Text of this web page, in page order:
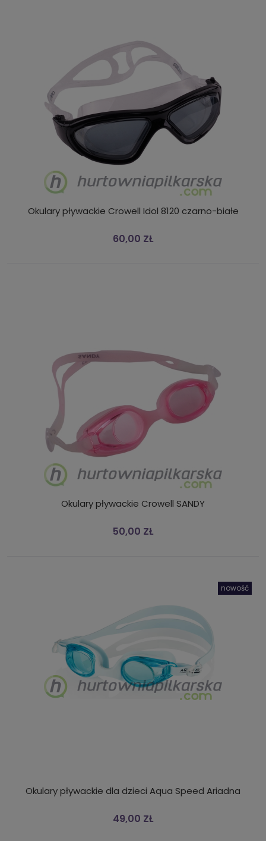
Okulary pływackie Crowell Idol 8120 czarno-białe
60,00 ZŁ
Okulary pływackie Crowell SANDY
50,00 ZŁ
Okulary pływackie dla dzieci Aqua Speed Ariadna
49,00 ZŁ
nowość